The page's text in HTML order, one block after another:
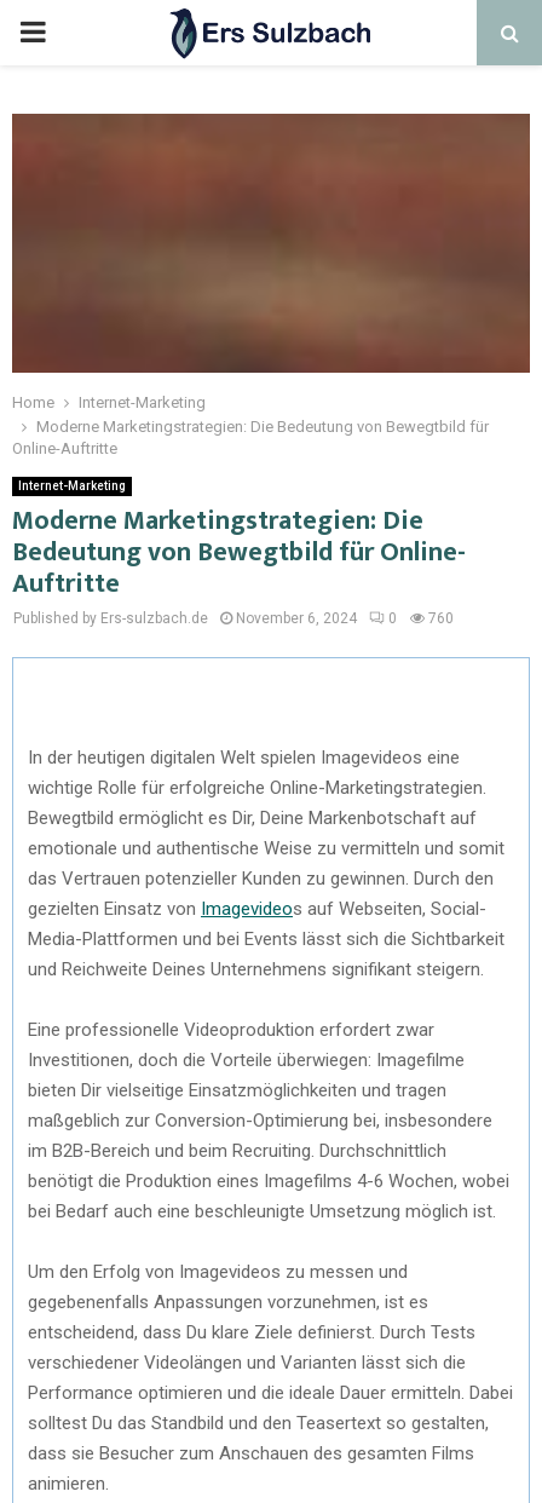
Home
Internet-Marketing
Moderne Marketingstrategien: Die Bedeutung von Bewegtbild für
Online-Auftritte
Internet-Marketing
Moderne Marketingstrategien: Die
Bedeutung von Bewegtbild für Online-
Auftritte
Published by Ers-sulzbach.de November 6, 2024 0 760
In der heutigen digitalen Welt spielen Imagevideos eine
wichtige Rolle für erfolgreiche Online-Marketingstrategien.
Bewegtbild ermöglicht es Dir, Deine Markenbotschaft auf
emotionale und authentische Weise zu vermitteln und somit
das Vertrauen potenzieller Kunden zu gewinnen. Durch den
gezielten Einsatz von Imagevideos auf Webseiten, Social-
Media-Plattformen und bei Events lässt sich die Sichtbarkeit
und Reichweite Deines Unternehmens signifikant steigern.
Eine professionelle Videoproduktion erfordert zwar
Investitionen, doch die Vorteile überwiegen: Imagefilme
bieten Dir vielseitige Einsatzmöglichkeiten und tragen
maßgeblich zur Conversion-Optimierung bei, insbesondere
im B2B-Bereich und beim Recruiting. Durchschnittlich
benötigt die Produktion eines Imagefilms 4-6 Wochen, wobei
bei Bedarf auch eine beschleunigte Umsetzung möglich ist.
Um den Erfolg von Imagevideos zu messen und
gegebenenfalls Anpassungen vorzunehmen, ist es
entscheidend, dass Du klare Ziele definierst. Durch Tests
verschiedener Videolängen und Varianten lässt sich die
Performance optimieren und die ideale Dauer ermitteln. Dabei
solltest Du das Standbild und den Teasertext so gestalten,
dass sie Besucher zum Anschauen des gesamten Films
animieren.